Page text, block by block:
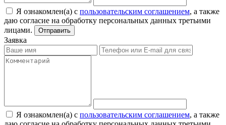
Я ознакомлен(а) с пользовательским соглашением, а также
даю согласие на обработку персональных данных третьими
лицами.
Отправить
Заявка
Я ознакомлен(а) с пользовательским соглашением, а также